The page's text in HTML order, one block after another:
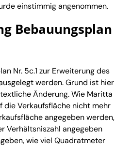
einstimmig angenommen.
Bebauungsplan
Nr. 5c.1 zur Erweiterung des
werden. Grund ist hier
Änderung. Wie Maritta
die Verkaufsfläche nicht mehr
angegeben werden,
Verhältsniszahl angegeben
wie viel Quadratmeter